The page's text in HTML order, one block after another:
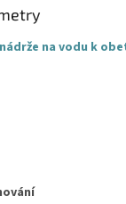
na vodu k